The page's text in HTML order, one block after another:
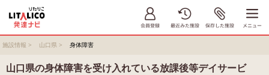
施設情報 > 山口県 > 身体障害
山口県の身体障害を受け入れている放課後等デイサービ